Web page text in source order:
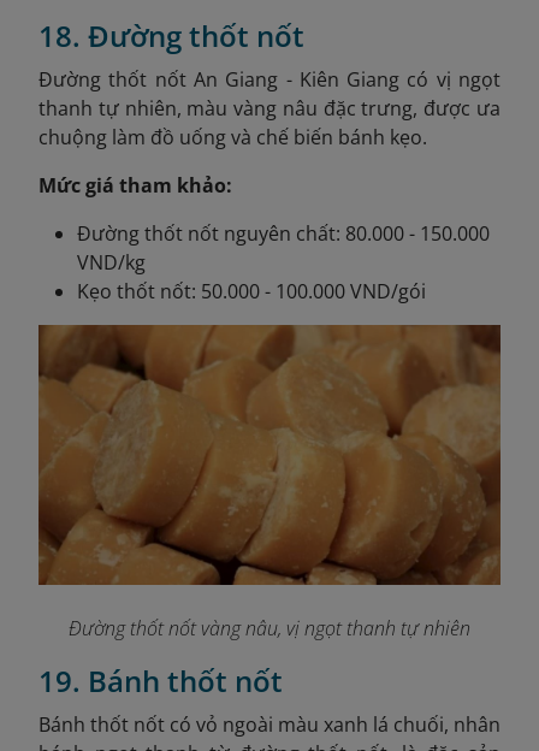
18. Đường thốt nốt
Đường thốt nốt An Giang - Kiên Giang có vị ngọt
thanh tự nhiên, màu vàng nâu đặc trưng, được ưa
chuộng làm đồ uống và chế biến bánh kẹo.
Mức giá tham khảo:
Đường thốt nốt nguyên chất: 80.000 - 150.000
VND/kg
Kẹo thốt nốt: 50.000 - 100.000 VND/gói
Đường thốt nốt vàng nâu, vị ngọt thanh tự nhiên
19. Bánh thốt nốt
Bánh thốt nốt có vỏ ngoài màu xanh lá chuối, nhân